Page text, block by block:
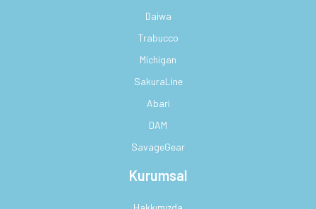
Daiwa
Trabucco
Michigan
SakuraLine
Abari
DAM
SavageGear
Kurumsal